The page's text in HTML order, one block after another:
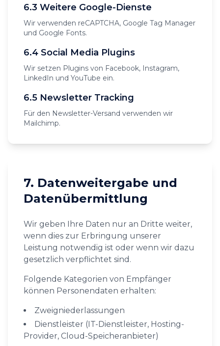
6.3 Weitere Google-Dienste
Wir verwenden reCAPTCHA, Google Tag Manager
und Google Fonts.
6.4 Social Media Plugins
Wir setzen Plugins von Facebook, Instagram,
LinkedIn und YouTube ein.
6.5 Newsletter Tracking
Für den Newsletter-Versand verwenden wir
Mailchimp.
7. Datenweitergabe und
Datenübermittlung
Wir geben Ihre Daten nur an Dritte weiter,
wenn dies zur Erbringung unserer
Leistung notwendig ist oder wenn wir dazu
gesetzlich verpflichtet sind.
Folgende Kategorien von Empfänger
können Personendaten erhalten:
Zweigniederlassungen
Dienstleister (IT-Dienstleister, Hosting-
Provider, Cloud-Speicheranbieter)